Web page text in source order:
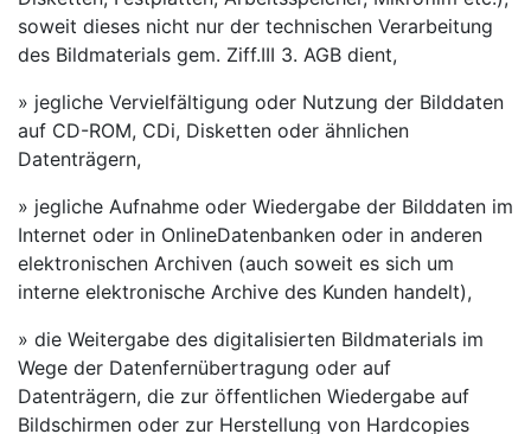
soweit dieses nicht nur der technischen Verarbeitung
des Bildmaterials gem. Ziff.III 3. AGB dient,
» jegliche Vervielfältigung oder Nutzung der Bilddaten
auf CD-ROM, CDi, Disketten oder ähnlichen
Datenträgern,
» jegliche Aufnahme oder Wiedergabe der Bilddaten im
Internet oder in OnlineDatenbanken oder in anderen
elektronischen Archiven (auch soweit es sich um
interne elektronische Archive des Kunden handelt),
» die Weitergabe des digitalisierten Bildmaterials im
Wege der Datenfernübertragung oder auf
Datenträgern, die zur öffentlichen Wiedergabe auf
Bildschirmen oder zur Herstellung von Hardcopies